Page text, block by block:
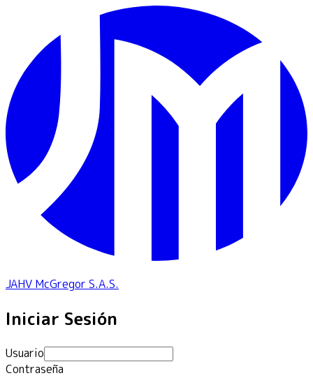
JAHV McGregor S.A.S.
Iniciar Sesión
Usuario
Contraseña